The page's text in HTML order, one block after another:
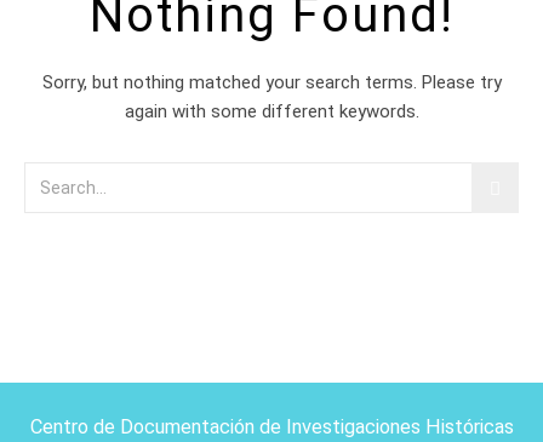
Nothing Found!
Sorry, but nothing matched your search terms. Please try
again with some different keywords.
Centro de Documentación de Investigaciones Históricas